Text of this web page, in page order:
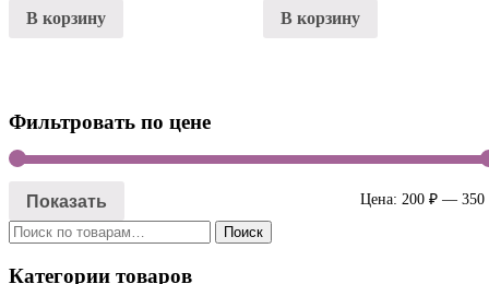
В корзину В корзину
Фильтровать по цене
Показать Цена: 200 ₽ — 350
Искать: Поиск
Категории товаров